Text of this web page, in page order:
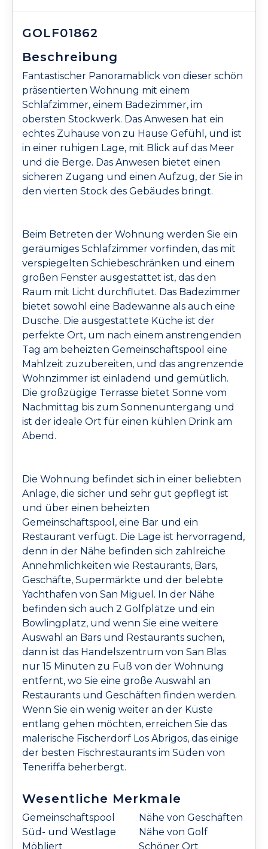
GOLF01862
Beschreibung
Fantastischer Panoramablick von dieser schön
präsentierten Wohnung mit einem
Schlafzimmer, einem Badezimmer, im
obersten Stockwerk. Das Anwesen hat ein
echtes Zuhause von zu Hause Gefühl, und ist
in einer ruhigen Lage, mit Blick auf das Meer
und die Berge. Das Anwesen bietet einen
sicheren Zugang und einen Aufzug, der Sie in
den vierten Stock des Gebäudes bringt.
Beim Betreten der Wohnung werden Sie ein
geräumiges Schlafzimmer vorfinden, das mit
verspiegelten Schiebeschränken und einem
großen Fenster ausgestattet ist, das den
Raum mit Licht durchflutet. Das Badezimmer
bietet sowohl eine Badewanne als auch eine
Dusche. Die ausgestattete Küche ist der
perfekte Ort, um nach einem anstrengenden
Tag am beheizten Gemeinschaftspool eine
Mahlzeit zuzubereiten, und das angrenzende
Wohnzimmer ist einladend und gemütlich.
Die großzügige Terrasse bietet Sonne vom
Nachmittag bis zum Sonnenuntergang und
ist der ideale Ort für einen kühlen Drink am
Abend.
Die Wohnung befindet sich in einer beliebten
Anlage, die sicher und sehr gut gepflegt ist
und über einen beheizten
Gemeinschaftspool, eine Bar und ein
Restaurant verfügt. Die Lage ist hervorragend,
denn in der Nähe befinden sich zahlreiche
Annehmlichkeiten wie Restaurants, Bars,
Geschäfte, Supermärkte und der belebte
Yachthafen von San Miguel. In der Nähe
befinden sich auch 2 Golfplätze und ein
Bowlingplatz, und wenn Sie eine weitere
Auswahl an Bars und Restaurants suchen,
dann ist das Handelszentrum von San Blas
nur 15 Minuten zu Fuß von der Wohnung
entfernt, wo Sie eine große Auswahl an
Restaurants und Geschäften finden werden.
Wenn Sie ein wenig weiter an der Küste
entlang gehen möchten, erreichen Sie das
malerische Fischerdorf Los Abrigos, das einige
der besten Fischrestaurants im Süden von
Teneriffa beherbergt.
Wesentliche Merkmale
Gemeinschaftspool
Süd- und Westlage
Möbliert
Nähe von Geschäften
Nähe von Golf
Schöner Ort